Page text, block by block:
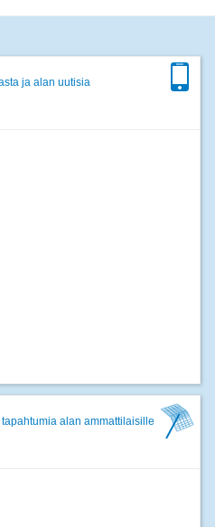
ja alan uutisia
alan ammattilaisille